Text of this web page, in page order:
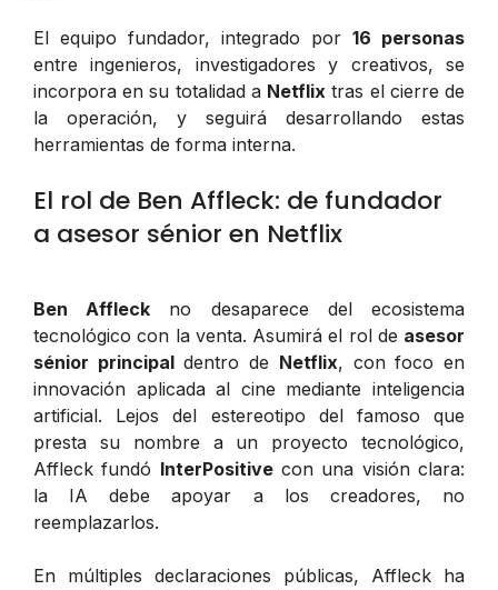
El equipo fundador, integrado por 16 personas
entre ingenieros, investigadores y creativos, se
incorpora en su totalidad a Netflix tras el cierre de
la operación, y seguirá desarrollando estas
herramientas de forma interna.
El rol de Ben Affleck: de fundador
a asesor sénior en Netflix
Ben Affleck no desaparece del ecosistema
tecnológico con la venta. Asumirá el rol de asesor
sénior principaldentro de Netflix, con foco en
innovación aplicada al cine mediante inteligencia
artificial. Lejos del estereotipo del famoso que
presta su nombre a un proyecto tecnológico,
Affleck fundó InterPositivecon una visión clara:
la IA debe apoyar a los creadores, no
reemplazarlos.
En múltiples declaraciones públicas, Affleck ha